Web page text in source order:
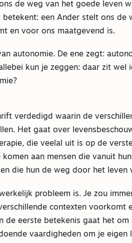
de weg van het goede leven
een Ander stelt ons de
en voor ons maatgevend is.
autonomie. De ene zegt:
kun je zeggen: daar zit wel
verdedigd waarin de
Het gaat over
die veelal uit is op de
aan mensen die vanuit
die hun de weg door het leven
probleem is. Je zou
contexten voorkomt
de eerste betekenis gaat het om
vaardigheden om je eigen